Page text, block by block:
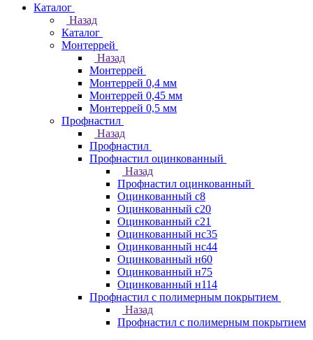
Каталог
Назад
Каталог
Монтеррей
Назад
Монтеррей
Монтеррей 0,4 мм
Монтеррей 0,45 мм
Монтеррей 0,5 мм
Профнастил
Назад
Профнастил
Профнастил оцинкованный
Назад
Профнастил оцинкованный
Оцинкованный с8
Оцинкованный с20
Оцинкованный с21
Оцинкованный нс35
Оцинкованный нс44
Оцинкованный н60
Оцинкованный н75
Оцинкованный н114
Профнастил с полимерным покрытием
Назад
Профнастил с полимерным покрытием